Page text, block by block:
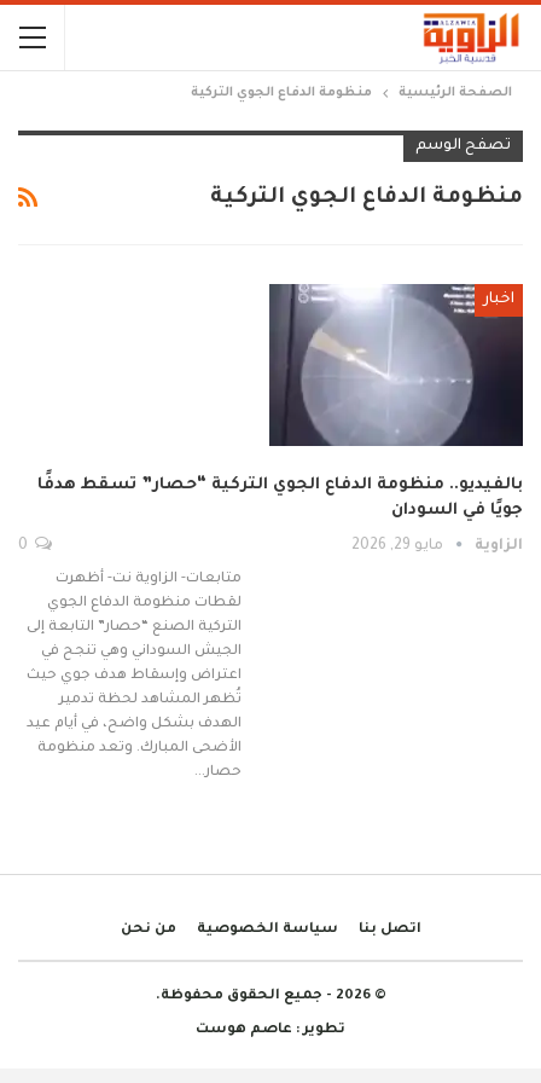
الصفحة الرئيسية منظومة الدفاع الجوي التركية
تصفح الوسم
منظومة الدفاع الجوي التركية
اخبار
بالفيديو.. منظومة الدفاع الجوي التركية “حصار” تسقط هدفًا
جويًا في السودان
الزاوية مايو 29, 2026
متابعات- الزاوية نت- أظهرت
لقطات منظومة الدفاع الجوي
التركية الصنع “حصار” التابعة إلى
الجيش السوداني وهي تنجح في
اعتراض وإسقاط هدف جوي حيث
تُظهر المشاهد لحظة تدمير
الهدف بشكل واضح، في أيام عيد
الأضحى المبارك. وتعد منظومة
حصار…
اتصل بنا سياسة الخصوصية من نحن
© 2026 - جميع الحقوق محفوظة.
تطوير : عاصم هوست